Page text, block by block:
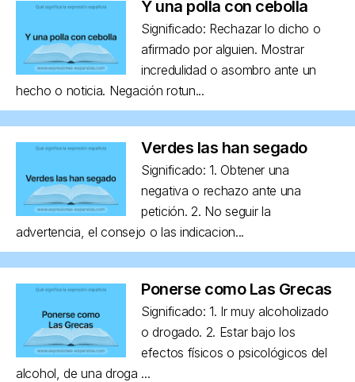
Y una polla con cebolla
Significado: Rechazar lo dicho o
afirmado por alguien. Mostrar
incredulidad o asombro ante un
hecho o noticia. Negación rotun...
Verdes las han segado
Significado: 1. Obtener una
negativa o rechazo ante una
petición. 2. No seguir la
advertencia, el consejo o las indicacion...
Ponerse como Las Grecas
Significado: 1. Ir muy alcoholizado
o drogado. 2. Estar bajo los
efectos físicos o psicológicos del
alcohol, de una droga ...